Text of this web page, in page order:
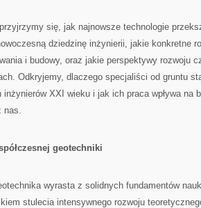
się, jak najnowsze technologie
dziedzinę inżynierii, jakie konkretne
i budowy, oraz jakie perspektywy rozwoju
Odkryjemy, dlaczego specjaliści od gruntu
inżynierów XXI wieku i jak ich praca wpływa na
nas.
geotechniki
wyrasta z solidnych fundamentów
stulecia intensywnego rozwoju